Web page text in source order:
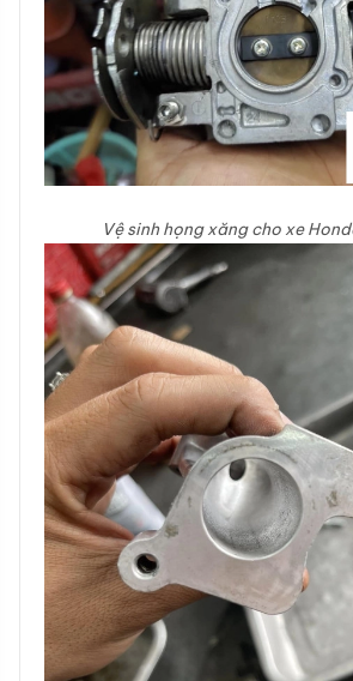
Vệ sinh họng xăng cho xe